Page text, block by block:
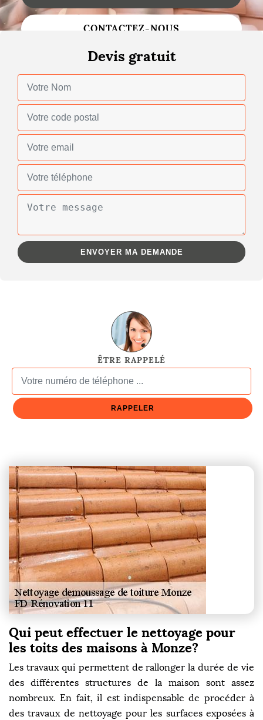
Changement de toiture
Gouttières
Réparation de toiture
CONTACTEZ-NOUS
Devis gratuit
ÊTRE RAPPELÉ
Qui peut effectuer le nettoyage pour
les toits des maisons à Monze?
Les travaux qui permettent de rallonger la durée de vie
des différentes structures de la maison sont assez
nombreux. En fait, il est indispensable de procéder à
des travaux de nettoyage pour les surfaces exposées à